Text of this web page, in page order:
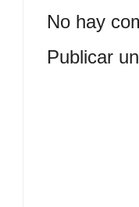
No hay
Publicar